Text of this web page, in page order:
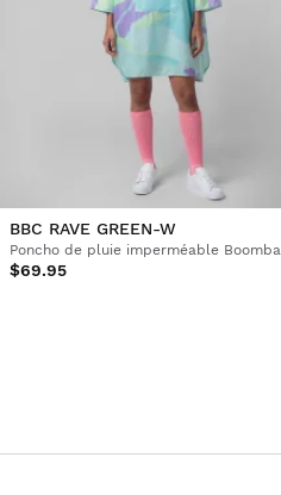
BBC RAVE GREEN-W
$69.95